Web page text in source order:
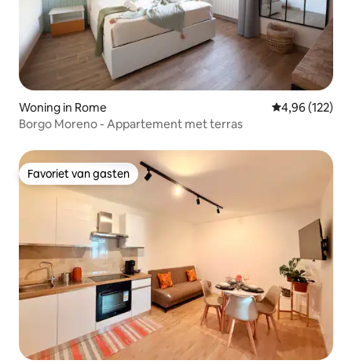
Woning in Rome Gemiddelde
4,96 (122)
Borgo Moreno - Appartement met terras
Favoriet van gasten
Favoriet van gasten